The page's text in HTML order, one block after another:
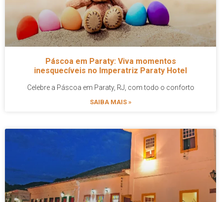
Páscoa em Paraty: Viva momentos
inesquecíveis no Imperatriz Paraty Hotel
Celebre a Páscoa em Paraty, RJ, com todo o conforto
SAIBA MAIS »